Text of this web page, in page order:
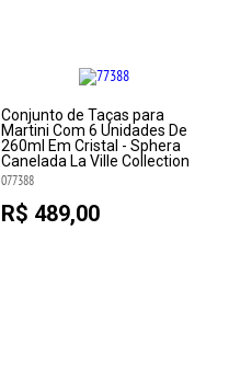
Conjunto de Taças para
Martini Com 6 Unidades De
260ml Em Cristal - Sphera
Canelada La Ville Collection
077388
R$ 489,00